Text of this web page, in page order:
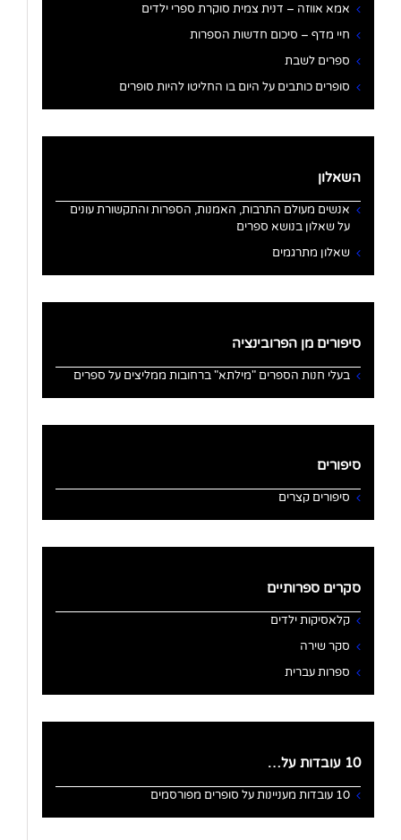
אמא אווזה – דנית צמית סוקרת ספרי ילדים
חיי מדף – סיכום חדשות הספרות
ספרים לשבת
סופרים כותבים על היום בו החליטו להיות סופרים
השאלון
אנשים מעולם התרבות, האמנות, הספרות והתקשורת עונים
על שאלון בנושא ספרים
שאלון מתרגמים
סיפורים מן הפרובינציה
בעלי חנות הספרים "מילתא" ברחובות ממליצים על ספרים
סיפורים
סיפורים קצרים
סקרים ספרותיים
קלאסיקות ילדים
סקר שירה
ספרות עברית
10 עובדות על…
10 עובדות מעניינות על סופרים מפורסמים